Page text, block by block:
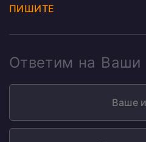
ПИШИТЕ
Ответим на Ваши